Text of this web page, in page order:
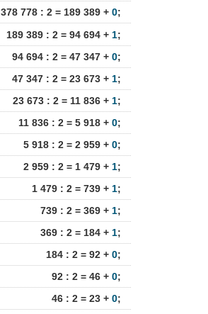
378 778 : 2 = 189 389 + 0;
189 389 : 2 = 94 694 + 1;
94 694 : 2 = 47 347 + 0;
47 347 : 2 = 23 673 + 1;
23 673 : 2 = 11 836 + 1;
11 836 : 2 = 5 918 + 0;
5 918 : 2 = 2 959 + 0;
2 959 : 2 = 1 479 + 1;
1 479 : 2 = 739 + 1;
739 : 2 = 369 + 1;
369 : 2 = 184 + 1;
184 : 2 = 92 + 0;
92 : 2 = 46 + 0;
46 : 2 = 23 + 0;